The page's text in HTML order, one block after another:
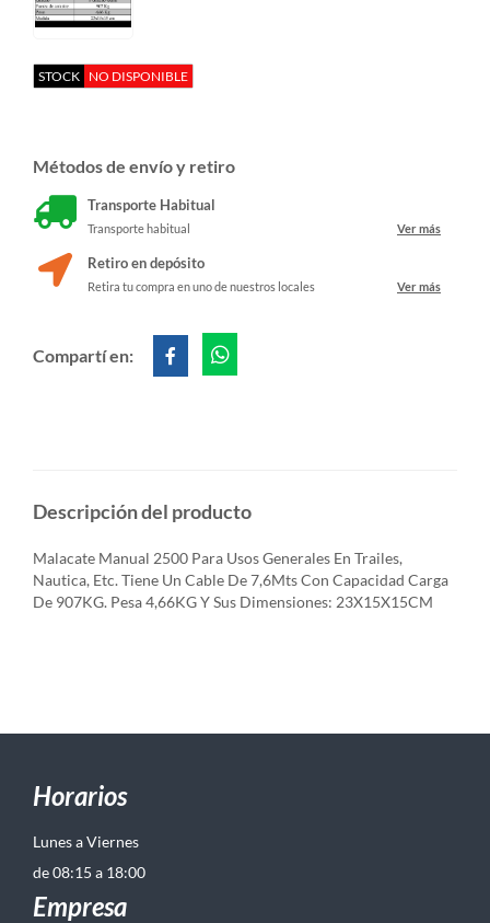
STOCK NO DISPONIBLE
Métodos de envío y retiro
Transporte Habitual
Transporte habitual Ver más
Retiro en depósito
Retira tu compra en uno de nuestros locales Ver más
Compartí en:
Descripción del producto
Malacate Manual 2500 Para Usos Generales En Trailes,
Nautica, Etc. Tiene Un Cable De 7,6Mts Con Capacidad Carga
De 907KG. Pesa 4,66KG Y Sus Dimensiones: 23X15X15CM
Horarios
Lunes a Viernes
de 08:15 a 18:00
Empresa